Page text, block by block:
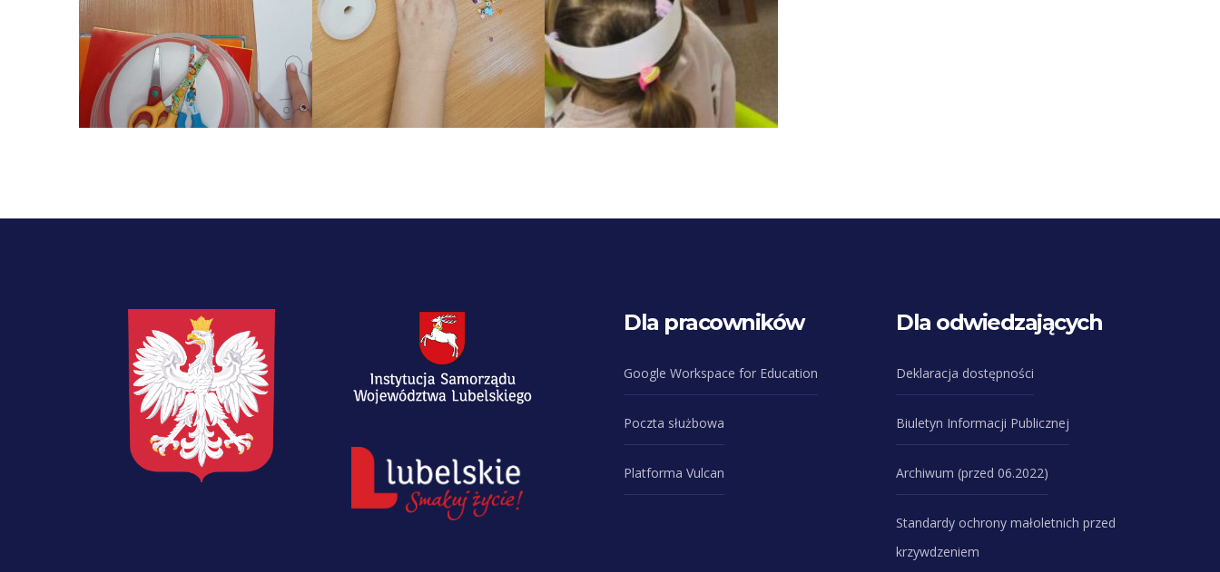
Dla pracowników
Google Workspace for Education
Poczta służbowa
Platforma Vulcan
Dla odwiedzających
Deklaracja dostępności
Biuletyn Informacji Publicznej
Archiwum (przed 06.2022)
Standardy ochrony małoletnich przed
krzywdzeniem